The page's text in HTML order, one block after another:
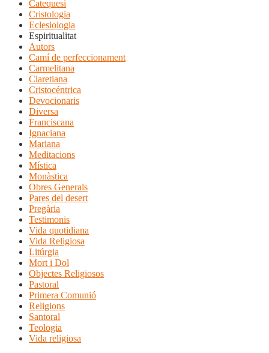
Catequesi
Cristologia
Eclesiologia
Espiritualitat
Autors
Camí de perfeccionament
Carmelitana
Claretiana
Cristocéntrica
Devocionaris
Diversa
Franciscana
Ignaciana
Mariana
Meditacions
Mística
Monàstica
Obres Generals
Pares del desert
Pregària
Testimonis
Vida quotidiana
Vida Religiosa
Litúrgia
Mort i Dol
Objectes Religiosos
Pastoral
Primera Comunió
Religions
Santoral
Teologia
Vida religiosa